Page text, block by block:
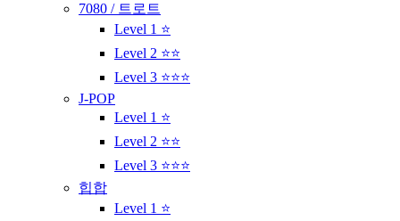
7080 / 트로트
Level 1 ⭐
Level 2 ⭐⭐
Level 3 ⭐⭐⭐
J-POP
Level 1 ⭐
Level 2 ⭐⭐
Level 3 ⭐⭐⭐
힙합
Level 1 ⭐